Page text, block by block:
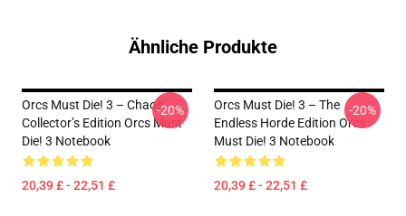
Ähnliche Produkte
Orcs Must Die! 3 – Chaos
Collector’s Edition Orcs Must
Die! 3 Notebook
20,39 £ - 22,51 £
-20%
Orcs Must Die! 3 – The
Endless Horde Edition Orcs
Must Die! 3 Notebook
20,39 £ - 22,51 £
-20%